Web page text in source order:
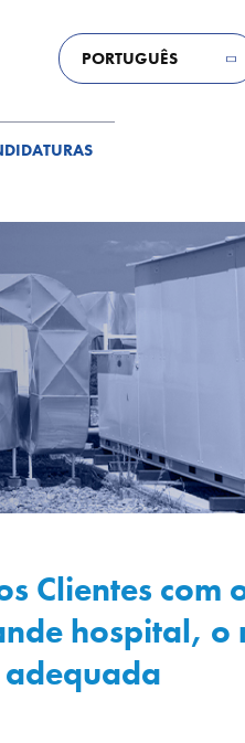
PORTUGUÊS
Clientes com
hospital, o